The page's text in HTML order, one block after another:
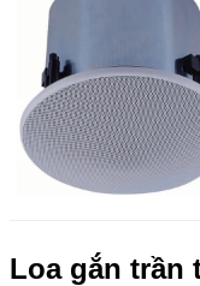
Loa gắn trần